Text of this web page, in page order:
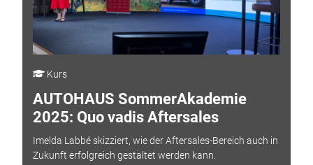
Kurs
AUTOHAUS SommerAkademie
2025: Quo vadis Aftersales
Imelda Labbé skizziert, wie der Aftersales-Bereich auch in
Zukunft erfolgreich gestaltet werden kann.